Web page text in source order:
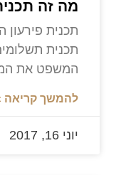
מה זה
תכנית
תכנית
המשפט את
להמשך קריאה
יוני 16, 2017